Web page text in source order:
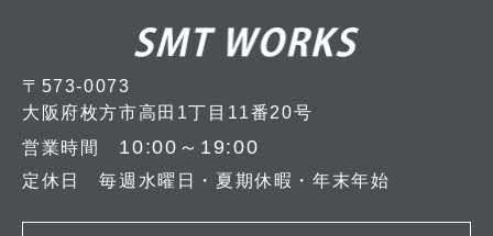
〒573-0073
大阪府枚方市高田1丁目11番20号
営業時間 10:00～19:00
定休日 毎週水曜日・夏期休暇・年末年始